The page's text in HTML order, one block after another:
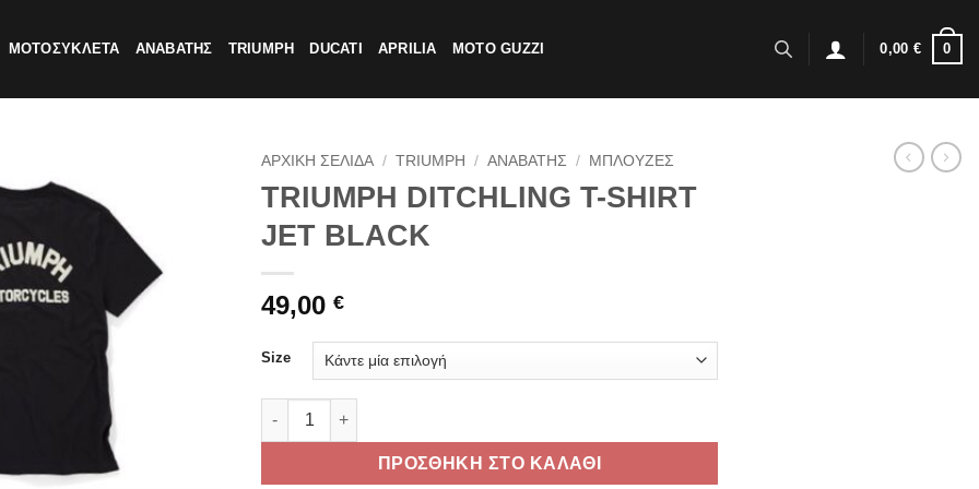
ΜΟΤΟΣΥΚΛΕΤΑ ΑΝΑΒΑΤΗΣ TRIUMPH DUCATI APRILIA MOTO GUZZI 0,00 € 0
ΑΡΧΙΚΗ ΣΕΛΙΔΑ / TRIUMPH / ΑΝΑΒΑΤΗΣ / ΜΠΛΟΥΖΕΣ
TRIUMPH DITCHLING T-SHIRT
JET BLACK
49,00 €
Size
TRIUMPH DITCHLING T-SHIRT JET BLACK ποσότητα
ΠΡΟΣΘΗΚΗ ΣΤΟ ΚΑΛΑΘΙ